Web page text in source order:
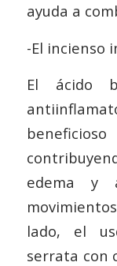
ayuda a
-El incienso
El ácido
edema y
lado, el
serrata con